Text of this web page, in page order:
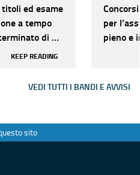
ed esame
a tempo
di n.
D per
KEEP READING
per
pieno e
VEDI TUTTI I BANDI E AVVISI
sito